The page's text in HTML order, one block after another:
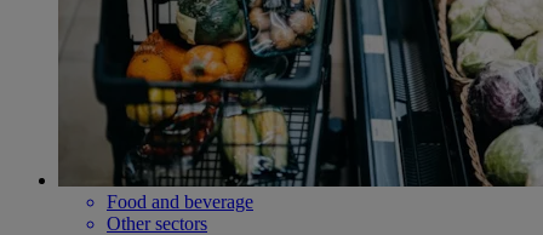
Food and beverage
Other sectors